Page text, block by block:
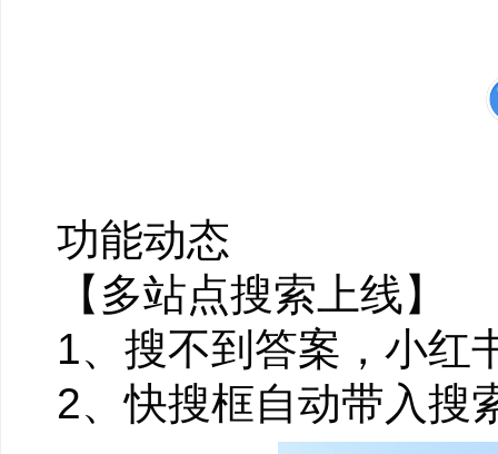
功能动态
【多站点搜索上线】
1、搜不到答案，小红
2、快搜框自动带入搜